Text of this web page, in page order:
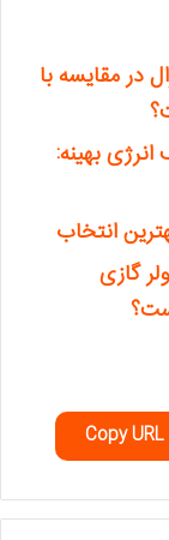
در مقایسه با
بهینه:
انتخاب
گازی
Copy URL